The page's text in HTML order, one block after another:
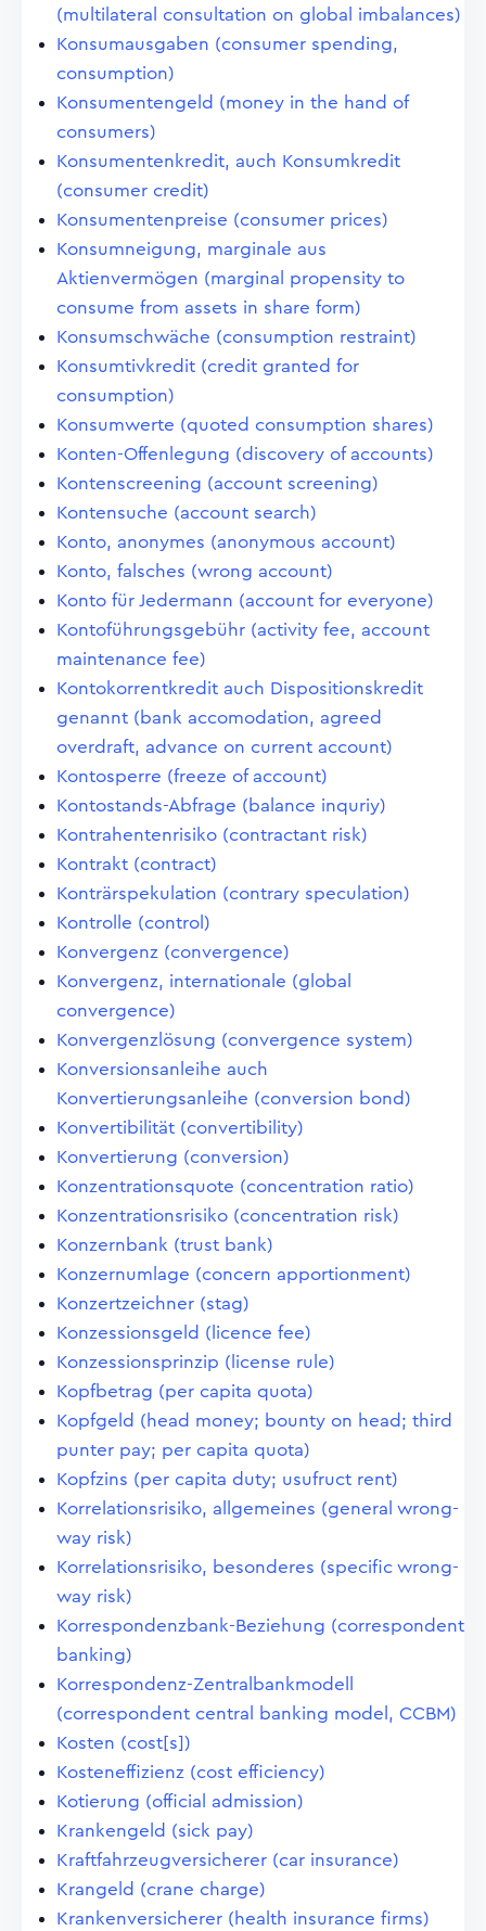
(multilateral consultation on global imbalances)
Konsumausgaben (consumer spending,
consumption)
Konsumentengeld (money in the hand of
consumers)
Konsumentenkredit, auch Konsumkredit
(consumer credit)
Konsumentenpreise (consumer prices)
Konsumneigung, marginale aus
Aktienvermögen (marginal propensity to
consume from assets in share form)
Konsumschwäche (consumption restraint)
Konsumtivkredit (credit granted for
consumption)
Konsumwerte (quoted consumption shares)
Konten-Offenlegung (discovery of accounts)
Kontenscreening (account screening)
Kontensuche (account search)
Konto, anonymes (anonymous account)
Konto, falsches (wrong account)
Konto für Jedermann (account for everyone)
Kontoführungsgebühr (activity fee, account
maintenance fee)
Kontokorrentkredit auch Dispositionskredit
genannt (bank accomodation, agreed
overdraft, advance on current account)
Kontosperre (freeze of account)
Kontostands-Abfrage (balance inquriy)
Kontrahentenrisiko (contractant risk)
Kontrakt (contract)
Konträrspekulation (contrary speculation)
Kontrolle (control)
Konvergenz (convergence)
Konvergenz, internationale (global
convergence)
Konvergenzlösung (convergence system)
Konversionsanleihe auch
Konvertierungsanleihe (conversion bond)
Konvertibilität (convertibility)
Konvertierung (conversion)
Konzentrationsquote (concentration ratio)
Konzentrationsrisiko (concentration risk)
Konzernbank (trust bank)
Konzernumlage (concern apportionment)
Konzertzeichner (stag)
Konzessionsgeld (licence fee)
Konzessionsprinzip (license rule)
Kopfbetrag (per capita quota)
Kopfgeld (head money; bounty on head; third
punter pay; per capita quota)
Kopfzins (per capita duty; usufruct rent)
Korrelationsrisiko, allgemeines (general wrong-
way risk)
Korrelationsrisiko, besonderes (specific wrong-
way risk)
Korrespondenzbank-Beziehung (correspondent
banking)
Korrespondenz-Zentralbankmodell
(correspondent central banking model, CCBM)
Kosten (cost[s])
Kosteneffizienz (cost efficiency)
Kotierung (official admission)
Krankengeld (sick pay)
Kraftfahrzeugversicherer (car insurance)
Krangeld (crane charge)
Krankenversicherer (health insurance firms)